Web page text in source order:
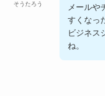
そうたろう
メールや
すくなっ
ビジネス
ね。